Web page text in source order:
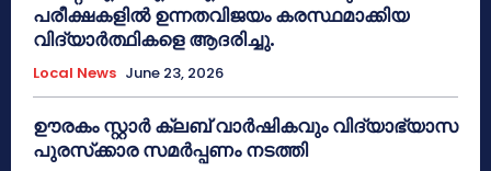
പരീക്ഷകളിൽ ഉന്നതവിജയം കരസ്ഥമാക്കിയ
വിദ്യാർത്ഥികളെ ആദരിച്ചു.
Local News June 23, 2026
ഊരകം സ്റ്റാർ ക്ലബ് വാർഷികവും വിദ്യാഭ്യാസ
പുരസ്‌ക്കാര സമർപ്പണം നടത്തി